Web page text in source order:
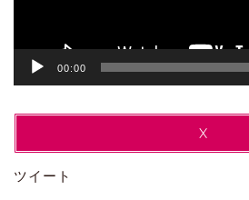
00:00
X
ツイート